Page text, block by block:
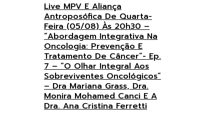
Live MPV E Aliança
Antroposófica De Quarta-
Feira (05/08) Às 20h30 –
“Abordagem Integrativa Na
Oncologia: Prevenção E
Tratamento De Câncer”- Ep.
7 – “O Olhar Integral Aos
Sobreviventes Oncológicos”
– Dra Mariana Grass, Dra.
Monira Mohamed Canci E A
Dra. Ana Cristina Ferretti